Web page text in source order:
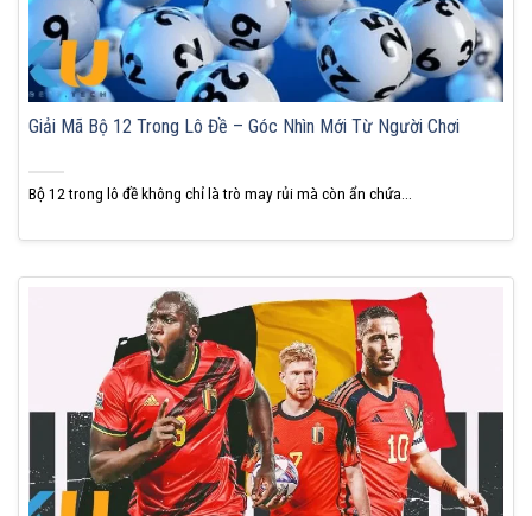
Giải Mã Bộ 12 Trong Lô Đề – Góc Nhìn Mới Từ Người Chơi
Bộ 12 trong lô đề không chỉ là trò may rủi mà còn ẩn chứa...